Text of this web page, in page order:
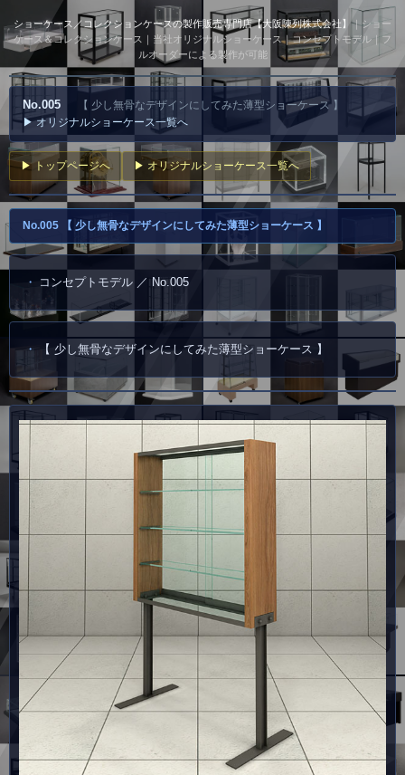
ショーケース／コレクションケースの製作販売専門店【大阪陳列株式会社】｜ショー
ケース＆コレクションケース｜当社オリジナルショーケース｜コンセプトモデル｜フ
ルオーダーによる製作が可能
No.005
【 少し無骨なデザインにしてみた薄型ショーケース 】
▶ オリジナルショーケース一覧へ
▶ トップページへ ▶ オリジナルショーケース一覧へ
No.005 【 少し無骨なデザインにしてみた薄型ショーケース 】
コンセプトモデル ／ No.005
【 少し無骨なデザインにしてみた薄型ショーケース 】